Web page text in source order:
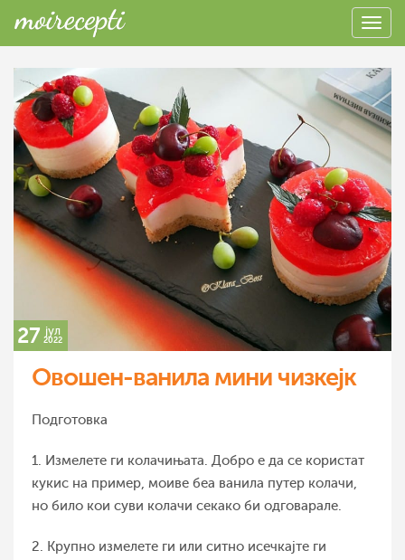
27 јул
2022
Овошен-ванила мини чизкејк
Подготовка
1. Измелете ги колачињата. Добро е да се користат
кукис на пример, моиве беа ванила путер колачи,
но било кои суви колачи секако би одговарале.
2. Крупно измелете ги или ситно исечкајте ги